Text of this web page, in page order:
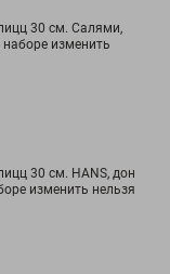
30 см. Салями,
изменить
30 см. HANS, дон
изменить нельзя